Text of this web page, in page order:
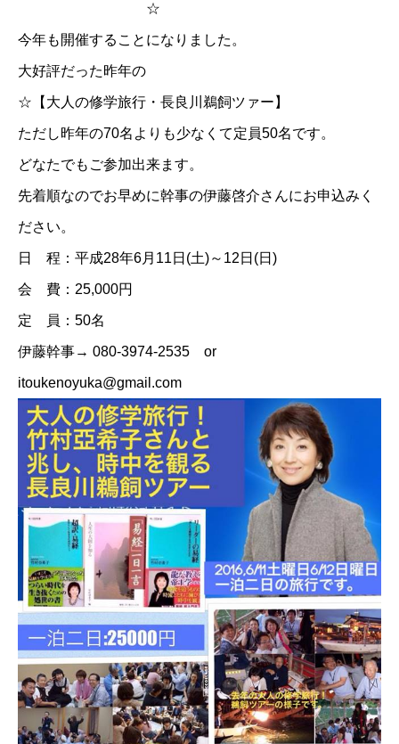
☆
今年も開催することになりました。
大好評だった昨年の
☆【大人の修学旅行・長良川鵜飼ツァー】
ただし昨年の70名よりも少なくて定員50名です。
どなたでもご参加出来ます。
先着順なのでお早めに幹事の伊藤啓介さんにお申込みく
ださい。
日 程：平成28年6月11日(土)～12日(日)
会 費：25,000円
定 員：50名
伊藤幹事→ 080-3974-2535 or
itoukenoyuka@gmail.com